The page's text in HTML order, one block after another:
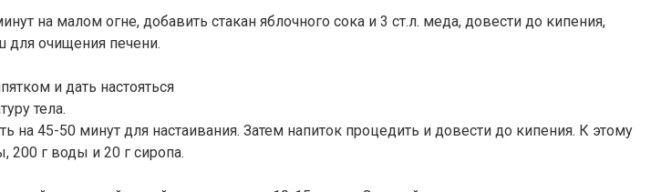
на малом огне, добавить стакан яблочного сока и 3 ст.л. меда, довести до кипения,
для очищения печени.
и дать настояться
тела.
на 45-50 минут для настаивания. Затем напиток процедить и довести до кипения. К этому
г воды и 20 г сиропа.